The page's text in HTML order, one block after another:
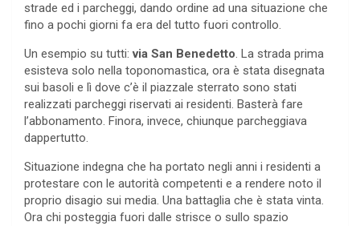
strade ed i parcheggi, dando ordine ad una situazione che
fino a pochi giorni fa era del tutto fuori controllo.
Un esempio su tutti:via San Benedetto. La strada prima
esisteva solo nella toponomastica, ora è stata disegnata
sui basoli e lì dove c’è il piazzale sterrato sono stati
realizzati parcheggi riservati ai residenti. Basterà fare
l’abbonamento. Finora, invece, chiunque parcheggiava
dappertutto.
Situazione indegna che ha portato negli anni i residenti a
protestare con le autorità competenti e a rendere noto il
proprio disagio sui media. Una battaglia che è stata vinta.
Ora chi posteggia fuori dalle strisce o sullo spazio